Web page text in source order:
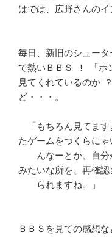
はでは、広野さんの
毎日、新旧のシュー
て熱いＢＢＳ ! 「ホ
見てくれているのか
ど・・・。
「もちろん見てます
たゲームをつくらにゃ
んなーとか、自分
みたいな所を、再確認
られますね。」
ＢＢＳを見ての感想